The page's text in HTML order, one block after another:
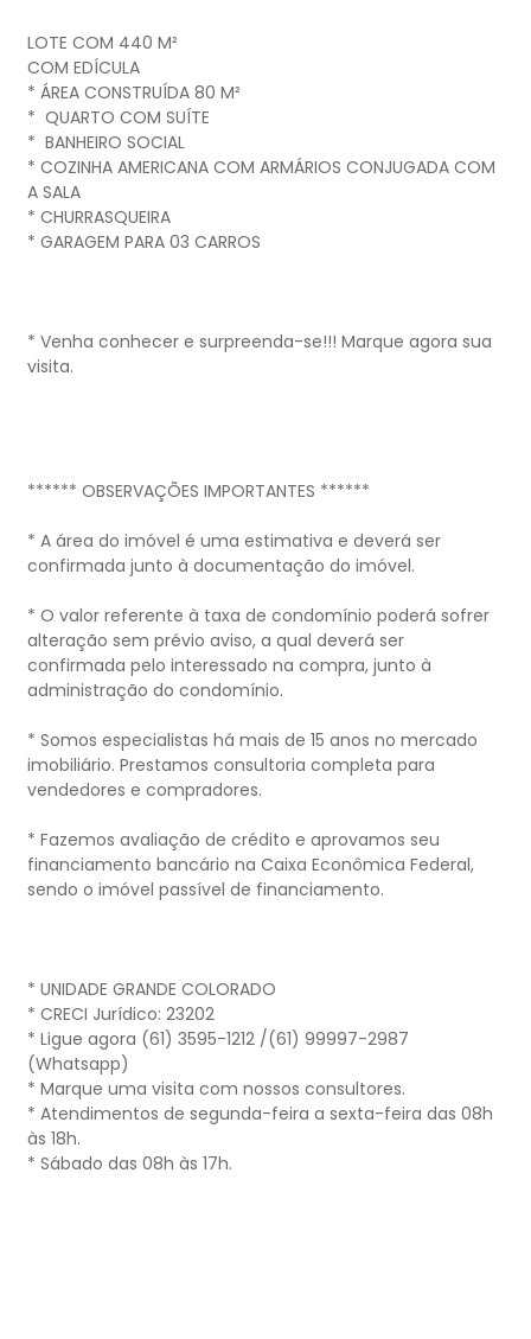
LOTE COM 440 M²
COM EDÍCULA
* ÁREA CONSTRUÍDA 80 M²
* ⁠ QUARTO COM SUÍTE
* ⁠ BANHEIRO SOCIAL
* ⁠COZINHA AMERICANA COM ARMÁRIOS CONJUGADA COM
A SALA
* ⁠CHURRASQUEIRA
* GARAGEM PARA 03 CARROS
* Venha conhecer e surpreenda-se!!! Marque agora sua
visita.
****** OBSERVAÇÕES IMPORTANTES ******
* A área do imóvel é uma estimativa e deverá ser
confirmada junto à documentação do imóvel.
* O valor referente à taxa de condomínio poderá sofrer
alteração sem prévio aviso, a qual deverá ser
confirmada pelo interessado na compra, junto à
administração do condomínio.
* Somos especialistas há mais de 15 anos no mercado
imobiliário. Prestamos consultoria completa para
vendedores e compradores.
* Fazemos avaliação de crédito e aprovamos seu
financiamento bancário na Caixa Econômica Federal,
sendo o imóvel passível de financiamento.
* UNIDADE GRANDE COLORADO
* CRECI Jurídico: 23202
* Ligue agora (61) 3595-1212 /(61) 99997-2987
(Whatsapp)
* Marque uma visita com nossos consultores.
* Atendimentos de segunda-feira a sexta-feira das 08h
às 18h.
* Sábado das 08h às 17h.